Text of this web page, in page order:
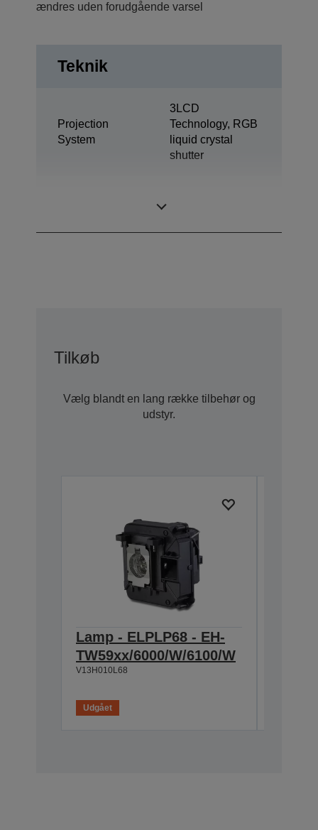
ændres uden forudgående varsel
Teknik
Projection
System
3LCD
Technology, RGB
liquid crystal
shutter
Tilkøb
Vælg blandt en lang række tilbehør og
udstyr.
Lamp - ELPLP68 - EH-
TW59xx/6000/W/6100/W
V13H010L68
Udgået